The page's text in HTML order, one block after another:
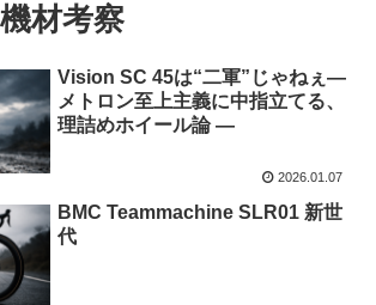
材考察
Vision SC 45は“二軍”じゃねぇ―
メトロン至上主義に中指立てる、
理詰めホイール論 ―
2026.01.07
BMC Teammachine SLR01 新世
代